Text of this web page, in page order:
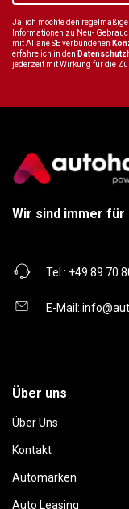
Ja, ich möchte den
Informationen zu Neu-
mit Allane SE verbundenen
erfahre ich in den
jederzeit mit Wirkung für die
Wir sind immer für
Tel.: +49 89 70
E-Mail:
Über uns
Über Uns
Kontakt
Automarken
Auto Leasing